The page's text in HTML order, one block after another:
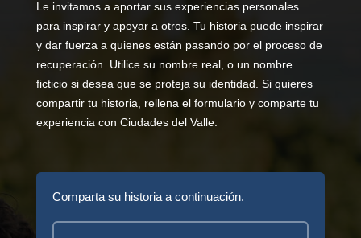
Le invitamos a aportar sus experiencias personales
para inspirar y apoyar a otros. Tu historia puede inspirar
y dar fuerza a quienes están pasando por el proceso de
recuperación. Utilice su nombre real, o un nombre
ficticio si desea que se proteja su identidad. Si quieres
compartir tu historia, rellena el formulario y comparte tu
experiencia con Ciudades del Valle.
Comparta su historia a continuación.